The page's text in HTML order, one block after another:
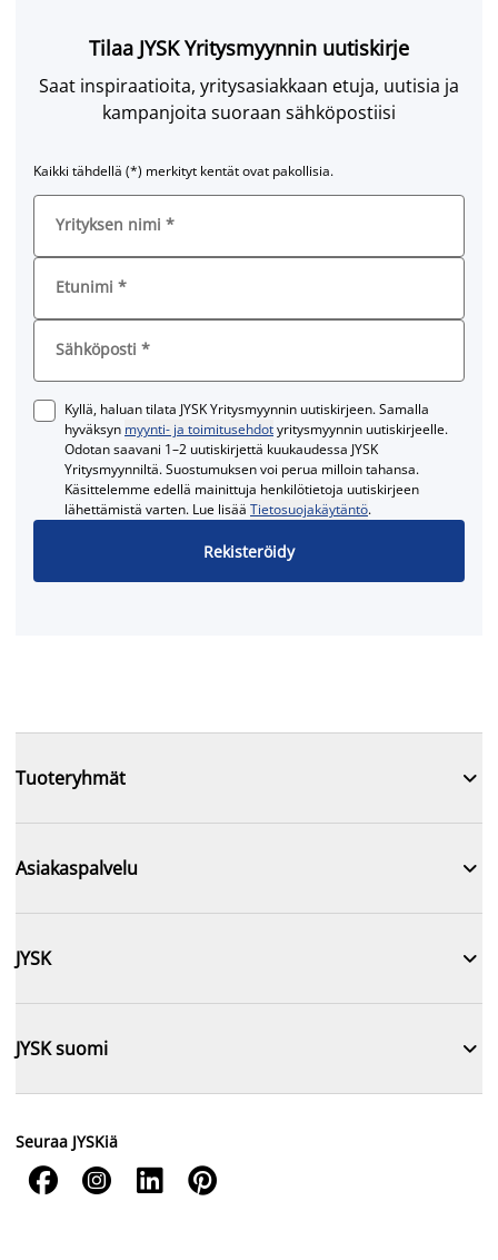
Tilaa JYSK Yritysmyynnin uutiskirje
Saat inspiraatioita, yritysasiakkaan etuja, uutisia ja
kampanjoita suoraan sähköpostiisi
Kaikki tähdellä (*) merkityt kentät ovat pakollisia.
Yrityksen nimi *
Etunimi *
Sähköposti *
Kyllä, haluan tilata JYSK Yritysmyynnin uutiskirjeen. Samalla
hyväksyn myynti- ja toimitusehdotyritysmyynnin uutiskirjeelle.
Odotan saavani 1–2 uutiskirjettä kuukaudessa JYSK
Yritysmyynniltä. Suostumuksen voi perua milloin tahansa.
Käsittelemme edellä mainittuja henkilötietoja uutiskirjeen
lähettämistä varten. Lue lisää Tietosuojakäytäntö.
Rekisteröidy
Tuoteryhmät 
Asiakaspalvelu 
JYSK 
JYSK suomi 
Seuraa JYSKiä
   